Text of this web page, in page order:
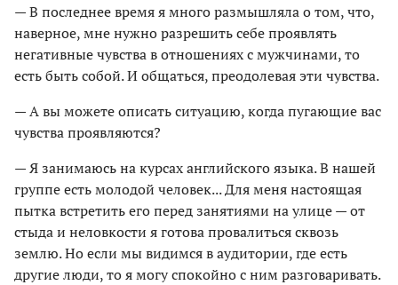
— В последнее время я много размышляла о том, что,
наверное, мне нужно разрешить себе проявлять
негативные чувства в отношениях с мужчинами, то
есть быть собой. И общаться, преодолевая эти чувства.
— А вы можете описать ситуацию, когда пугающие вас
чувства проявляются?
— Я занимаюсь на курсах английского языка. В нашей
группе есть молодой человек... Для меня настоящая
пытка встретить его перед занятиями на улице — от
стыда и неловкости я готова провалиться сквозь
землю. Но если мы видимся в аудитории, где есть
другие люди, то я могу спокойно с ним разговаривать.